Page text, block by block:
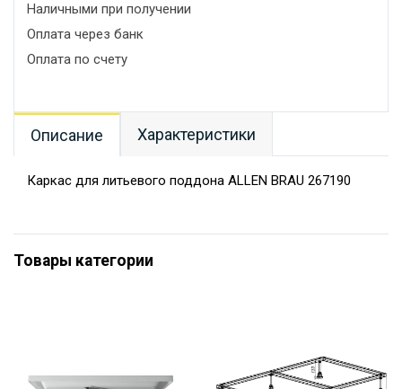
Наличными при получении
Оплата через банк
Оплата по счету
Описание Характеристики
Каркас для литьевого поддона ALLEN BRAU 267190
Товары категории